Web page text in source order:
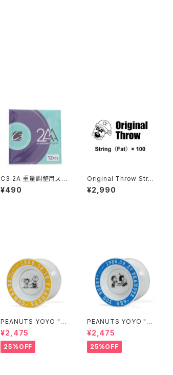
C3 2A 重量調整用ステ
ッカーパック (12枚入り)
¥490
Original Throw Strin
g（Fat）× 100
¥2,990
PEANUTS YOYO "犬
の散歩"
¥2,475
25%OFF
PEANUTS YOYO "ブ
ランコ"
¥2,475
25%OFF